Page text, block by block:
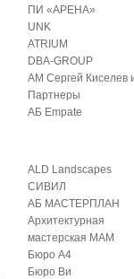
ПИ «АРЕНА»
UNK
ATRIUM
DBA-GROUP
АМ Сергей Киселев
Партнеры
АБ Empate
ALD Landscapes
СИВИЛ
АБ МАСТЕРПЛАН
Архитектурная
мастерская МАМ
Бюро А4
Бюро Ви